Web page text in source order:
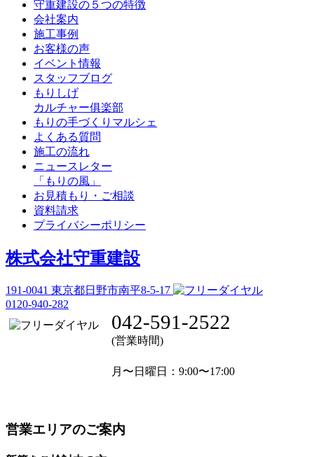
守重建設の５つの特徴
会社案内
施工事例
お客様の声
イベント情報
スタッフブログ
もりしげ
カルチャー俱楽部
もりの手づくりマルシェ
よくある質問
施工の流れ
ニュースレター
「もりの風」
お見積もり・ご相談
資料請求
プライバシーポリシー
株式会社守重建設
191-0041 東京都日野市南平8-5-17
0120-940-282
042-591-2522
(営業時間)
月〜日曜日 ：9:00〜17:00
営業エリアのご案内